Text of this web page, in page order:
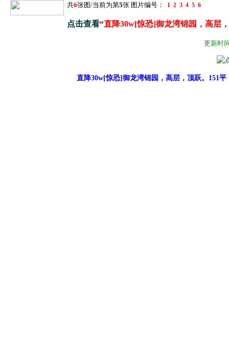
共6张图/当前为第5张 图片编号： 1 2 3 4 5 6
点击查看“直降30w[惊恐]御龙湾锦园，高层
更新时
直降30w[惊恐]御龙湾锦园，高层，顶跃。151